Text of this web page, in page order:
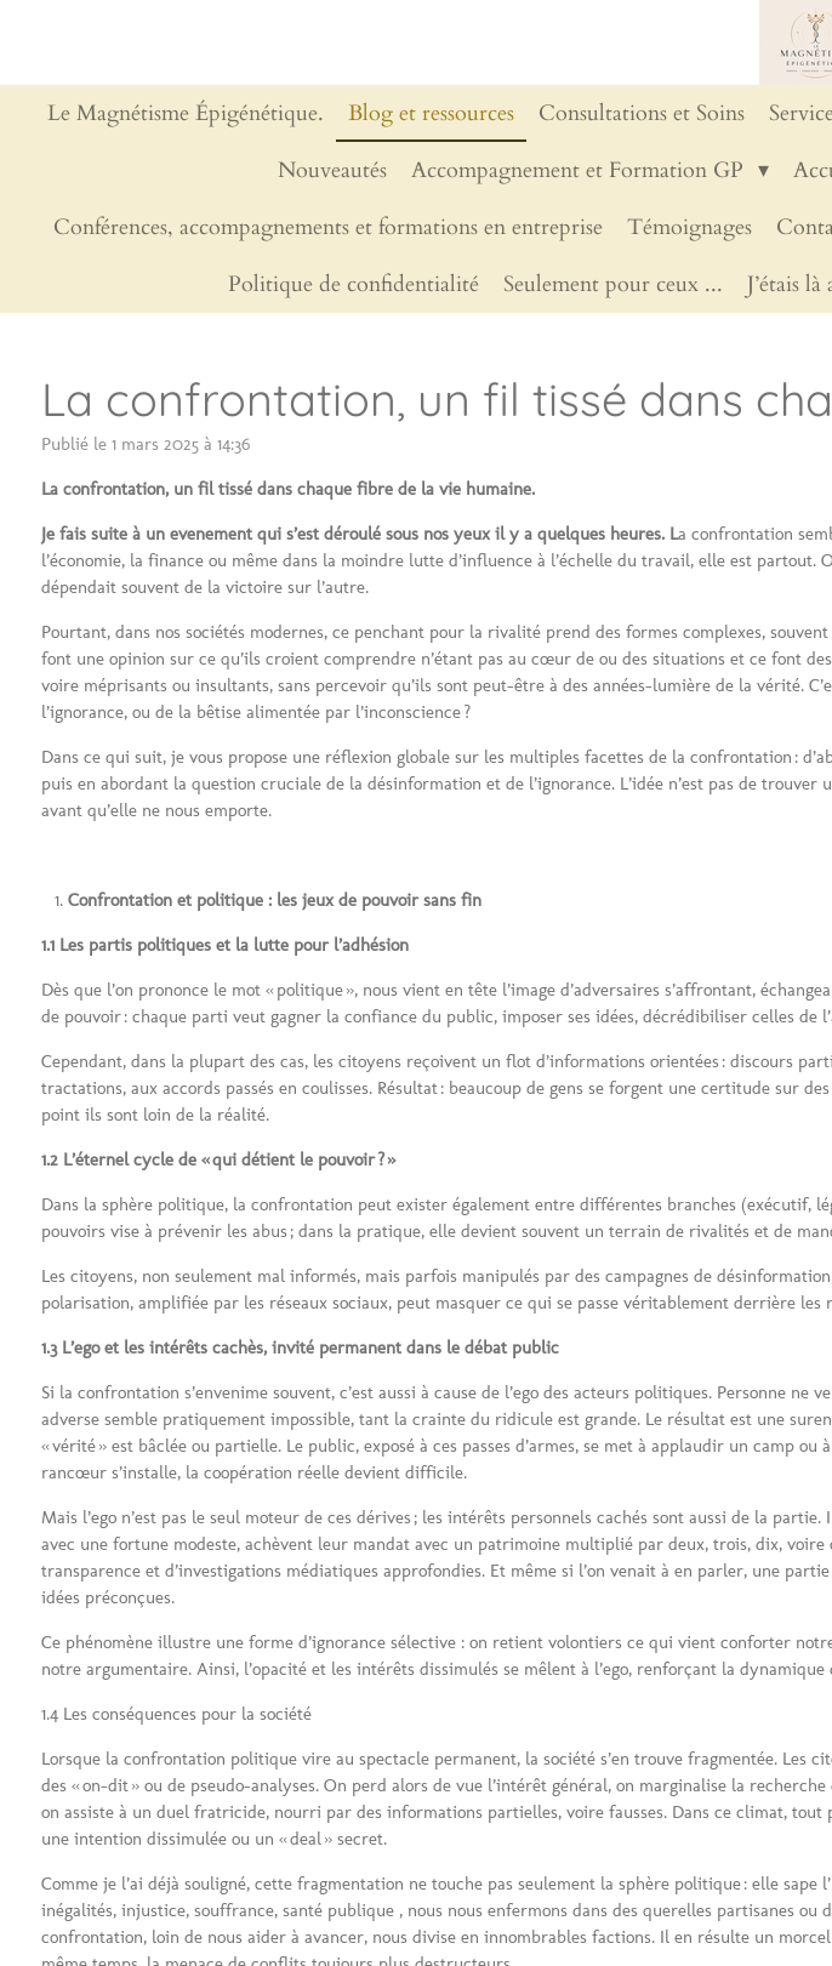
principal
Le Magnétisme Épigénétique. Blog et ressources Consultations et Soins
Nouveautés
Accompagnement et Formation GP
Conférences, accompagnements et formations en entreprise
Témoignages
Politique de confidentialité
Seulement pour ceux ... J’étais
La confrontation, un fil tissé dans
Publié le 1 mars 2025 à 14:36
La confrontation, un fil tissé dans chaque fibre de la vie humaine.
Je fais suite à un evenement qui s’est déroulé sous nos yeux il y a quelques heures. La confrontation
l’économie, la finance ou même dans la moindre lutte d’influence à l’échelle du travail, elle est
dépendait souvent de la victoire sur l’autre.
Pourtant, dans nos sociétés modernes, ce penchant pour la rivalité prend des formes complexes,
font une opinion sur ce qu’ils croient comprendre n’étant pas au cœur de ou des situations et ce font
voire méprisants ou insultants, sans percevoir qu’ils sont peut-être à des années-lumière de la vérité.
l’ignorance, ou de la bêtise alimentée par l’inconscience ?
Dans ce qui suit, je vous propose une réflexion globale sur les multiples facettes de la confrontation :
puis en abordant la question cruciale de la désinformation et de l’ignorance. L’idée n’est pas de
avant qu’elle ne nous emporte.
Confrontation et politique : les jeux de pouvoir sans fin
1.1 Les partis politiques et la lutte pour l’adhésion
Dès que l’on prononce le mot « politique », nous vient en tête l’image d’adversaires s’affrontant,
de pouvoir : chaque parti veut gagner la confiance du public, imposer ses idées, décrédibiliser celles de
Cependant, dans la plupart des cas, les citoyens reçoivent un flot d’informations orientées : discours
tractations, aux accords passés en coulisses. Résultat : beaucoup de gens se forgent une certitude sur
point ils sont loin de la réalité.
1.2 L’éternel cycle de « qui détient le pouvoir ? »
Dans la sphère politique, la confrontation peut exister également entre différentes branches (exécutif,
pouvoirs vise à prévenir les abus ; dans la pratique, elle devient souvent un terrain de rivalités et de
Les citoyens, non seulement mal informés, mais parfois manipulés par des campagnes de
polarisation, amplifiée par les réseaux sociaux, peut masquer ce qui se passe véritablement derrière les
1.3 L’ego et les intérêts cachès, invité permanent dans le débat public
Si la confrontation s’envenime souvent, c’est aussi à cause de l’ego des acteurs politiques. Personne
adverse semble pratiquement impossible, tant la crainte du ridicule est grande. Le résultat est une
« vérité » est bâclée ou partielle. Le public, exposé à ces passes d’armes, se met à applaudir un camp
rancœur s’installe, la coopération réelle devient difficile.
Mais l’ego n’est pas le seul moteur de ces dérives ; les intérêts personnels cachés sont aussi de la
avec une fortune modeste, achèvent leur mandat avec un patrimoine multiplié par deux, trois, dix,
transparence et d’investigations médiatiques approfondies. Et même si l’on venait à en parler, une
idées préconçues.
Ce phénomène illustre une forme d’ignorance sélective : on retient volontiers ce qui vient conforter
notre argumentaire. Ainsi, l’opacité et les intérêts dissimulés se mêlent à l’ego, renforçant la
1.4 Les conséquences pour la société
Lorsque la confrontation politique vire au spectacle permanent, la société s’en trouve fragmentée. Les
des « on-dit » ou de pseudo-analyses. On perd alors de vue l’intérêt général, on marginalise la
on assiste à un duel fratricide, nourri par des informations partielles, voire fausses. Dans ce climat,
une intention dissimulée ou un « deal » secret.
Comme je l’ai déjà souligné, cette fragmentation ne touche pas seulement la sphère politique : elle
inégalités, injustice, souffrance, santé publique , nous nous enfermons dans des querelles partisanes
confrontation, loin de nous aider à avancer, nous divise en innombrables factions. Il en résulte un